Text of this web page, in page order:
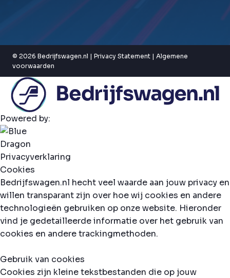
© 2026 Bedrijfswagen.nl | Privacy Statement | Algemene
voorwaarden
Powered by:
Privacyverklaring
Cookies
Bedrijfswagen.nl hecht veel waarde aan jouw privacy en
willen transparant zijn over hoe wij cookies en andere
technologieën gebruiken op onze website. Hieronder
vind je gedetailleerde informatie over het gebruik van
cookies en andere trackingmethoden.
Gebruik van cookies
Cookies zijn kleine tekstbestanden die op jouw